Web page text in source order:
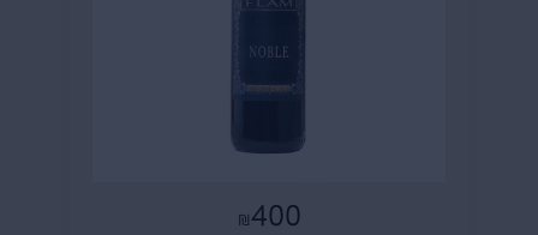
₪ 400